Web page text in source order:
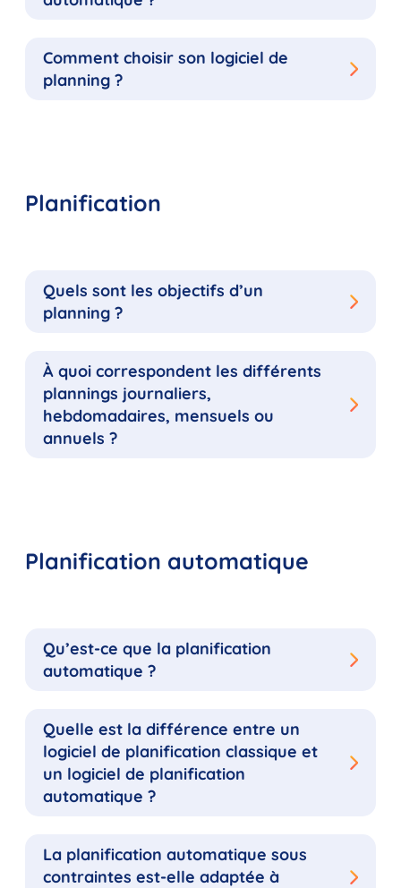
Comment choisir son logiciel de
planning ?
Planification
Quels sont les objectifs d’un
planning ?
À quoi correspondent les différents
plannings journaliers,
hebdomadaires, mensuels ou
annuels ?
Planification automatique
Qu’est-ce que la planification
automatique ?
Quelle est la différence entre un
logiciel de planification classique et
un logiciel de planification
automatique ?
La planification automatique sous
contraintes est-elle adaptée à